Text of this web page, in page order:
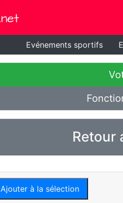
Evénements sportifs
Retour
Ajouter à la sélection